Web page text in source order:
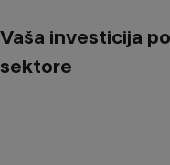
Vaša investicija
sektore